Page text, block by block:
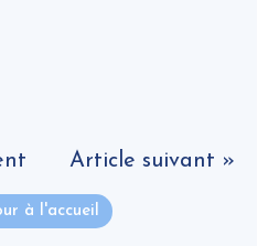
Article suivant »
à l'accueil